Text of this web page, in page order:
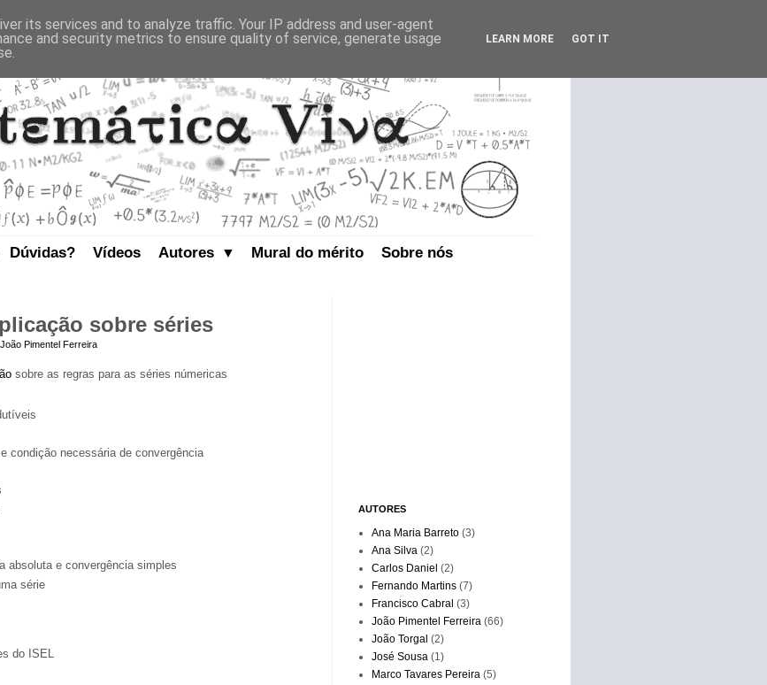
Dúvidas? Vídeos Autores ▼ Mural do mérito Sobre nós
sobre séries
João Pimentel Ferreira
sobre as regras para as séries númericas
condição necessária de convergência
absoluta e convergência simples
série
do ISEL
AUTORES
Ana Maria Barreto (3)
Ana Silva (2)
Carlos Daniel (2)
Fernando Martins (7)
Francisco Cabral (3)
João Pimentel Ferreira (66)
João Torgal (2)
José Sousa (1)
Marco Tavares Pereira (5)
its services and to analyze traffic. Your IP address and user-agent
and security metrics to ensure quality of service, generate usage
LEARN MORE GOT IT